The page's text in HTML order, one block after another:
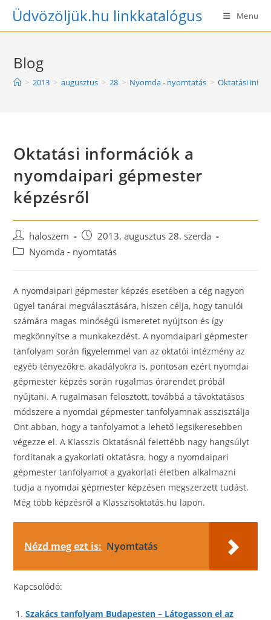
SkipÜdvözöljük.hu linkkatalógus Menu
Blog
> 2013 > augusztus > 28 > Nyomda - nyomtatás > Oktatási
Oktatási információk a
nyomdaipari gépmester
képzésről
Post
author:
haloszem
Post
published:
2013. augusztus 28. szerda
PostNyomda - nyomtatás
A nyomdaipari gépmester képzés esetében a cég nagyon
ügyel tanárai megválasztására, hiszen célja, hogy tanulói
számára magas minőségű ismeretet nyújtson és így
megkönnyítse a munkakezdést. A nyomdaipari gépmester
tanfolyam során figyelemmel van az oktatói intézmény az
egyéb tényezőkre, akadályokra is, pontosan ezért nyomdai
gépmester képzés során rugalmas órarendet próbál
nyújtani. A rugalmasan felosztott, továbbá a távoktatásos
módszere a nyomdai gépmester tanfolyamnak asszisztálja
Önt abban, hogy a tanfolyamot a lehető legsikeresebben
végezze el. A Klasszis Oktatásnál felettébb nagy hangsúlyt
fordítanak a gyakorlati oktatásra, hogy a nyomdaipari
gépmester tanfolyamot a gyakorlati életben alkalmazni
tudja a nyomdai gépmester képzésen megszerzett tudást.
Még több képzésről a Klasszisoktatás.hu lapon.
Nézd meg ezt is: Nyomtatás
Kapcsolódó:
Szakács tanfolyam Budapesten – Látogasson el az